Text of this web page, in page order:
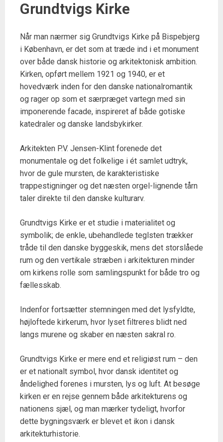
Grundtvigs Kirke
Når man nærmer sig Grundtvigs Kirke på Bispebjerg
i København, er det som at træde ind i et monument
over både dansk historie og arkitektonisk ambition.
Kirken, opført mellem 1921 og 1940, er et
hovedværk inden for den danske nationalromantik
og rager op som et særpræget vartegn med sin
imponerende facade, inspireret af både gotiske
katedraler og danske landsbykirker.
Arkitekten P.V. Jensen-Klint forenede det
monumentale og det folkelige i ét samlet udtryk,
hvor de gule mursten, de karakteristiske
trappestigninger og det næsten orgel-lignende tårn
taler direkte til den danske kulturarv.
Grundtvigs Kirke er et studie i materialitet og
symbolik; de enkle, ubehandlede teglsten trækker
tråde til den danske byggeskik, mens det storslåede
rum og den vertikale stræben i arkitekturen minder
om kirkens rolle som samlingspunkt for både tro og
fællesskab.
Indenfor fortsætter stemningen med det lysfyldte,
højloftede kirkerum, hvor lyset filtreres blidt ned
langs murene og skaber en næsten sakral ro.
Grundtvigs Kirke er mere end et religiøst rum – den
er et nationalt symbol, hvor dansk identitet og
åndelighed forenes i mursten, lys og luft. At besøge
kirken er en rejse gennem både arkitekturens og
nationens sjæl, og man mærker tydeligt, hvorfor
dette bygningsværk er blevet et ikon i dansk
arkitekturhistorie.